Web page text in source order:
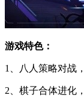
游戏特色：
1、八人策略对战
2、棋子合体进化